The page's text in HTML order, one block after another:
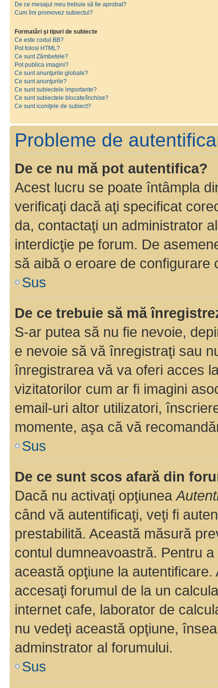
De ce mesajul meu trebuie să fie aprobat?
Cum îmi promovez subiectul?
Formatări şi tipuri de subiecte
Ce este codul BB?
Pot folosi HTML?
Ce sunt Zâmbetele?
Pot publica imagini?
Ce sunt anunţurile globale?
Ce sunt anunţurile?
Ce sunt subiectele importante?
Ce sunt subiectele blocate/închise?
Ce sunt iconiţele de subiect?
Probleme de
De ce nu mă pot autentifica?
Acest lucru se poate întâmpla
verificaţi dacă aţi specificat
da, contactaţi un administrator
interdicţie pe forum. De
să aibă o eroare de configurare
Sus
De ce trebuie să mă
S-ar putea să nu fie nevoie,
e nevoie să vă înregistraţi sau
înregistrarea vă va oferi acces
vizitatorilor cum ar fi imagini
email-uri altor utilizatori,
momente, aşa că vă
Sus
De ce sunt scos afară din
Dacă nu activaţi opţiunea
când vă autentificaţi, veţi fi
prestabilită. Această măsură
contul dumneavoastră. Pentru
această opţiune la
accesaţi forumul de la un
internet cafe, laborator de
nu vedeţi această opţiune,
adminstrator al forumului.
Sus